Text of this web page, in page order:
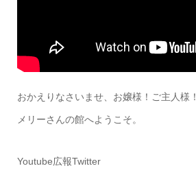
おかえりなさいませ、お嬢様！ご主人様！
メリーさんの館へようこそ。
Youtube広報Twitter